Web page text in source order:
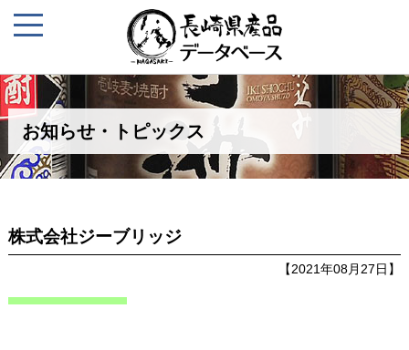
お知らせ・トピックス
株式会社ジーブリッジ
【2021年08月27日】